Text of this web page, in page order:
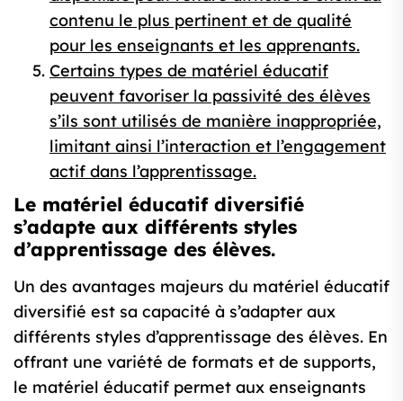
contenu le plus pertinent et de qualité
pour les enseignants et les apprenants.
Certains types de matériel éducatif
peuvent favoriser la passivité des élèves
s’ils sont utilisés de manière inappropriée,
limitant ainsi l’interaction et l’engagement
actif dans l’apprentissage.
Le matériel éducatif diversifié
s’adapte aux différents styles
d’apprentissage des élèves.
Un des avantages majeurs du matériel éducatif
diversifié est sa capacité à s’adapter aux
différents styles d’apprentissage des élèves. En
offrant une variété de formats et de supports,
le matériel éducatif permet aux enseignants